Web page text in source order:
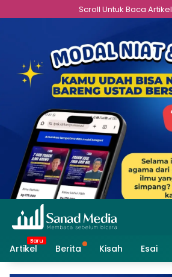
to
Scroll Untuk Baca Artikel
Artikel Berita Kisah Esai